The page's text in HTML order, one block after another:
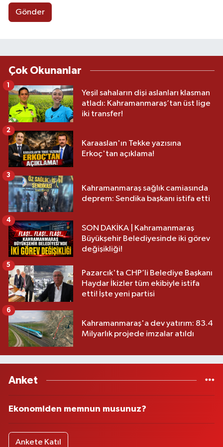
Gönder
Çok Okunanlar
Yeşil sahaların dişi aslanları klasman
atladı: Kahramanmaraş’tan üst lige
iki transfer!
1
Karaaslan'ın Tekke yazısına
Erkoç'tan açıklama!
2
Kahramanmaraş sağlık camiasında
deprem: Sendika başkanı istifa etti
3
SON DAKİKA | Kahramanmaraş
Büyükşehir Belediyesinde iki görev
değişikliği!
4
Pazarcık'ta CHP’li Belediye Başkanı
Haydar İkizler tüm ekibiyle istifa
etti! İşte yeni partisi
5
Kahramanmaraş'a dev yatırım: 83.4
Milyarlık projede imzalar atıldı
6
Anket
Ekonomiden memnun musunuz?
Ankete Katıl